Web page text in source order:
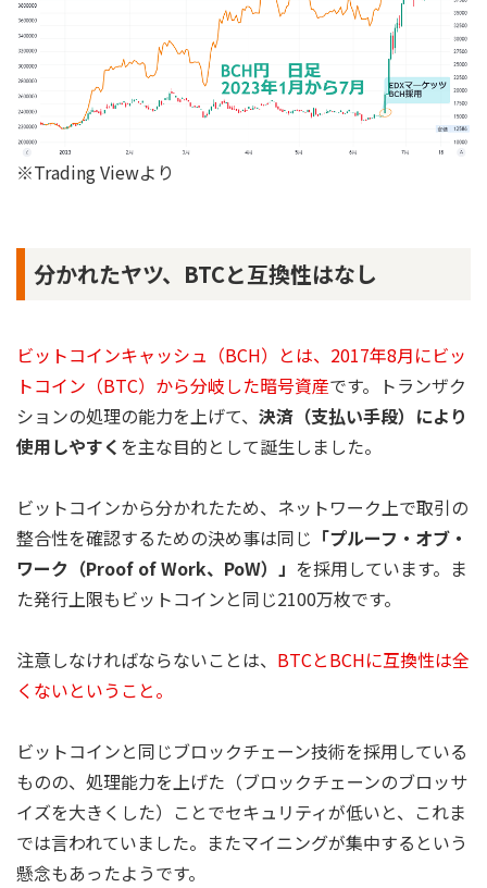
※Trading Viewより
分かれたヤツ、BTCと互換性はなし
ビットコインキャッシュ（BCH）とは、2017年8月にビッ
トコイン（BTC）から分岐した暗号資産です。トランザク
ションの処理の能力を上げて、 決済（支払い手段）により
使用しやすく を主な目的として誕生しました。
ビットコインから分かれたため、ネットワーク上で取引の
整合性を確認するための決め事は同じ 「プルーフ・オブ・
ワーク（Proof of Work、PoW）」 を採用しています。ま
た発行上限もビットコインと同じ2100万枚です。
注意しなければならないことは、 BTCとBCHに互換性は全
くないということ。
ビットコインと同じブロックチェーン技術を採用している
ものの、処理能力を上げた（ブロックチェーンのブロッサ
イズを大きくした）ことでセキュリティが低いと、これま
では言われていました。またマイニングが集中するという
懸念もあったようです。